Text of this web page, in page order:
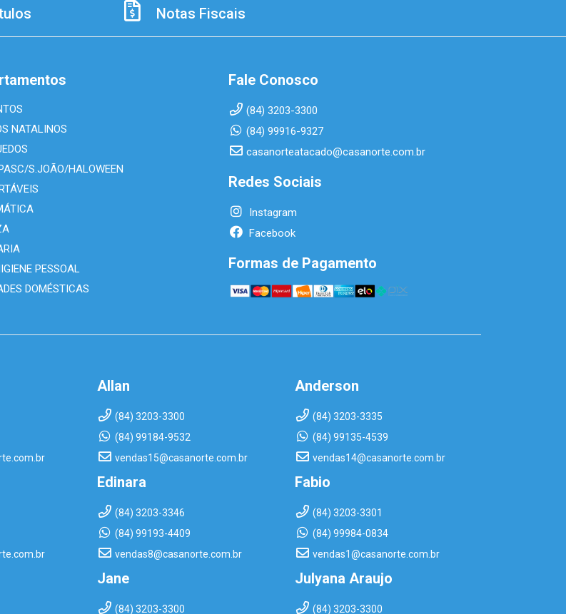
Notas Fiscais
NATALINOS
S.JOÃO/HALOWEEN
PESSOAL
DOMÉSTICAS
Fale Conosco
(84) 3203-3300
(84) 99916-9327
casanorteatacado@casanorte.com.br
Redes Sociais
Instagram
Facebook
Formas de Pagamento
Allan
(84) 3203-3300
(84) 99184-9532
vendas15@casanorte.com.br
Anderson
(84) 3203-3335
(84) 99135-4539
vendas14@casanorte.com.br
Edinara
(84) 3203-3346
(84) 99193-4409
vendas8@casanorte.com.br
Fabio
(84) 3203-3301
(84) 99984-0834
vendas1@casanorte.com.br
Jane
(84) 3203-3300
Julyana Araujo
(84) 3203-3300